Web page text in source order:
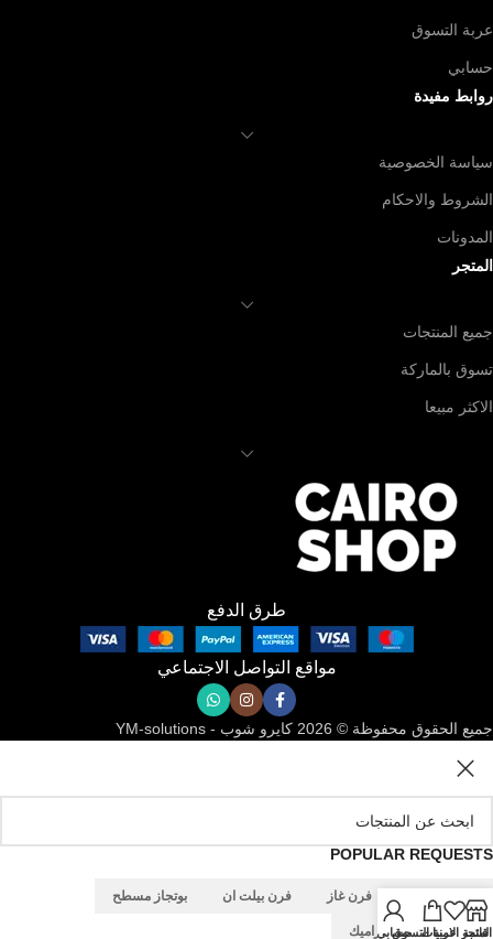
عربة التسوق
حسابي
روابط مفيدة
سياسة الخصوصية
الشروط والاحكام
المدونات
المتجر
جميع المنتجات
تسوق بالماركة
الاكثر مبيعا
طرق الدفع
مواقع التواصل الاجتماعي
جميع الحقوق محفوظة © 2026 كايرو شوب - YM-solutions
POPULAR REQUESTS
شفاط مطبخ فرن غاز فرن بيلت ان بوتجاز مسطح
بوتجاز مسطح سيراميكالمتجر
قائمة الامنياتعربة التسوق
حسابي